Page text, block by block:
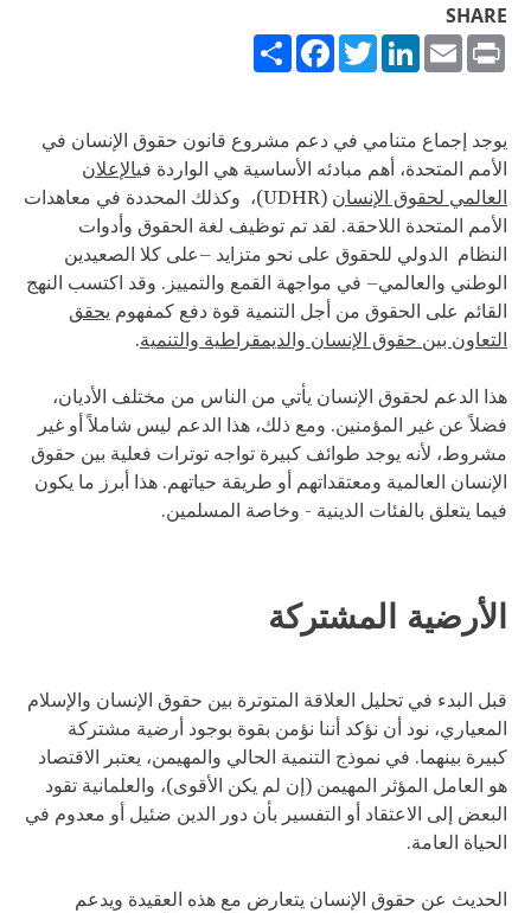
SHARE
Share
FacebookTwitterLinkedInEmailPrint
يوجد إجماع متنامي في دعم مشروع قانون حقوق الإنسان في
الأمم المتحدة، أهم مبادئه الأساسية هي الواردة فيالإعلان
العالمي لحقوق الإنسان
(UDHR)، وكذلك المحددة في معاهدات
الأمم المتحدة اللاحقة. لقد تم توظيف لغة الحقوق وأدوات
النظام الدولي للحقوق على نحو متزايد –على كلا الصعيدين
الوطني والعالمي– في مواجهة القمع والتمييز. وقد اكتسب النهج
القائم على الحقوق من أجل التنمية قوة دفع كمفهوم يحقق
التعاون بين حقوق الإنسان والديمقراطية والتنمية.
هذا الدعم لحقوق الإنسان يأتي من الناس من مختلف الأديان،
فضلاً عن غير المؤمنين. ومع ذلك، هذا الدعم ليس شاملاً أو غير
مشروط، لأنه يوجد طوائف كبيرة تواجه توترات فعلية بين حقوق
الإنسان العالمية ومعتقداتهم أو طريقة حياتهم. هذا أبرز ما يكون
فيما يتعلق بالفئات الدينية - وخاصة المسلمين.
الأرضية المشتركة
قبل البدء في تحليل العلاقة المتوترة بين حقوق الإنسان والإسلام
المعياري، نود أن نؤكد أننا نؤمن بقوة بوجود أرضية مشتركة
كبيرة بينهما. في نموذج التنمية الحالي والمهيمن، يعتبر الاقتصاد
هو العامل المؤثر المهيمن (إن لم يكن الأقوى)، والعلمانية تقود
البعض إلى الاعتقاد أو التفسير بأن دور الدين ضئيل أو معدوم في
الحياة العامة.
الحديث عن حقوق الإنسان يتعارض مع هذه العقيدة ويدعم